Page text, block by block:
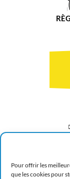
Pour offrir les
que les cookies pour